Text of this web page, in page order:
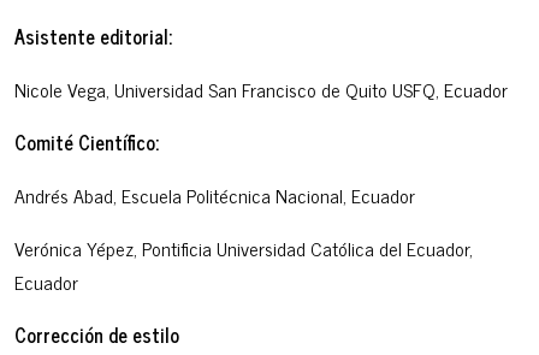
Asistente editorial:
Nicole Vega, Universidad San Francisco de Quito USFQ, Ecuador
Comité Científico:
Andrés Abad, Escuela Politécnica Nacional, Ecuador
Verónica Yépez, Pontificia Universidad Católica del Ecuador,
Ecuador
Corrección de estilo